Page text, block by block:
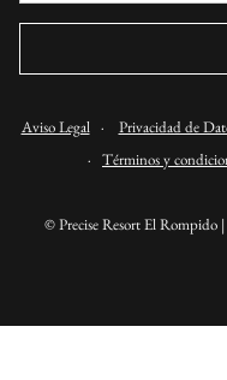
Aviso Legal· Privacidad de
· Términos y
© Precise Resort El Rompido